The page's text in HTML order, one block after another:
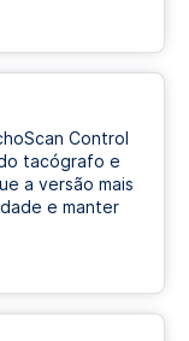
Control
tacógrafo e
a versão mais
e manter